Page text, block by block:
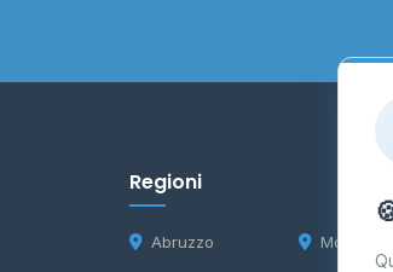
Regioni
Abruzzo Molise